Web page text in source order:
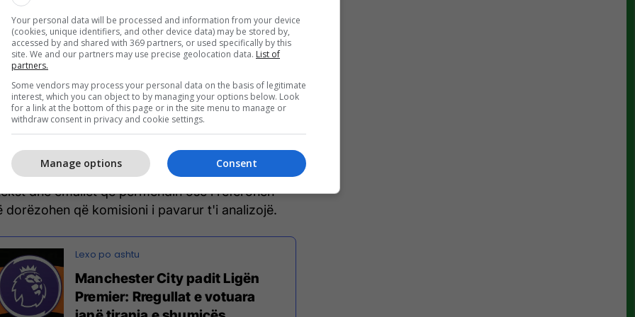
prej 165 faqesh, City argumenton se rregullat e
Palët e Asociuara (APT) janë të paligjshme.
dyjavore do të zhvillohet për këtë çështje, me
të ketë një ndikim në rastin e dytë.
doli se figura të larta nga Liga Premier
forma të shumta komunikimi që datojnë që
filloi hetimi.
dhe emailet që përmendin ose i referohen
dorëzohen që komisioni i pavarur t'i analizojë.
Manchester City padit Ligën
Premier: Rregullat e votuara
Your personal data will be processed and information from your device
(cookies, unique identifiers, and other device data) may be stored by,
accessed by and shared with 369 partners, or used specifically by this
site. We and our partners may use precise geolocation data. List of
partners.
Some vendors may process your personal data on the basis of legitimate
interest, which you can object to by managing your options below. Look
for a link at the bottom of this page or in the site menu to manage or
withdraw consent in privacy and cookie settings.
Consent
Manage options